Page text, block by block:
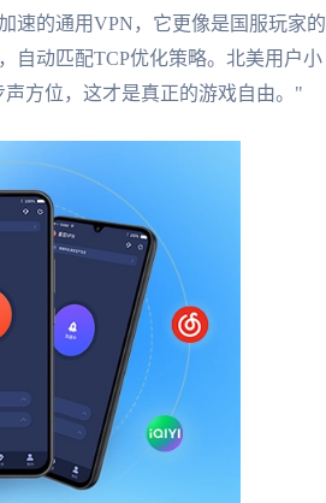
速的通用VPN，它更像是国服玩家的
动匹配TCP优化策略。北美用户小
方位，这才是真正的游戏自由。"